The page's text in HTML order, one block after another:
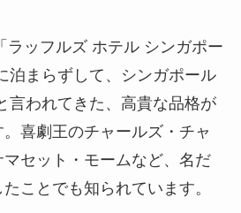
ラッフルズ ホテル シンガポー
泊まらずして、シンガポール
言われてきた、高貴な品格が
喜劇王のチャールズ・チャ
セット・モームなど、名だ
ことでも知られています。